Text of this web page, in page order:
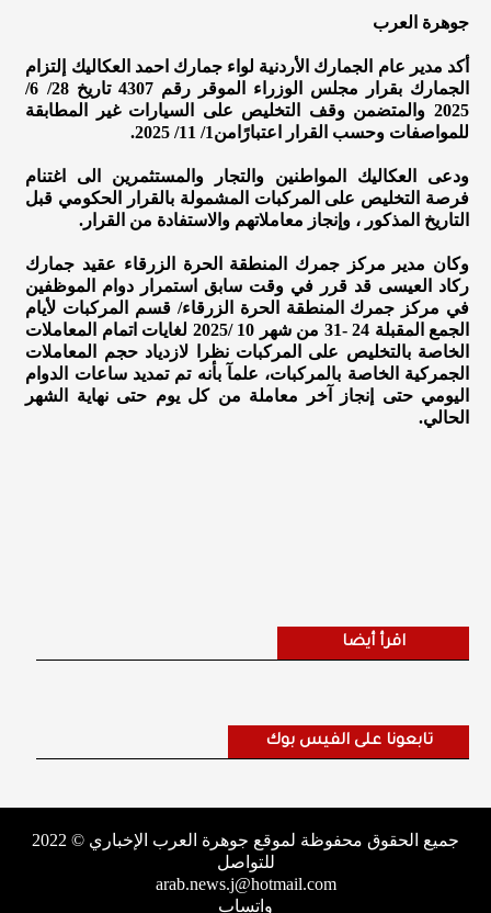
جوهرة العرب
أكد مدير عام الجمارك الأردنية لواء جمارك احمد العكاليك إلتزام
الجمارك بقرار مجلس الوزراء الموقر رقم 4307 تاريخ 28/ 6/
2025 والمتضمن وقف التخليص على السيارات غير المطابقة
للمواصفات وحسب القرار اعتبارًامن1/ 11/ 2025.
ودعى العكاليك المواطنين والتجار والمستثمرين الى اغتنام
فرصة التخليص على المركبات المشمولة بالقرار الحكومي قبل
التاريخ المذكور ، وإنجاز معاملاتهم والاستفادة من القرار.
وكان مدير مركز جمرك المنطقة الحرة الزرقاء عقيد جمارك
ركاد العيسى قد قرر في وقت سابق استمرار دوام الموظفين
في مركز جمرك المنطقة الحرة الزرقاء/ قسم المركبات لأيام
الجمع المقبلة 24 -31 من شهر 10 /2025 لغايات اتمام المعاملات
الخاصة بالتخليص على المركبات نظرا لازدياد حجم المعاملات
الجمركية الخاصة بالمركبات، علمآ بأنه تم تمديد ساعات الدوام
اليومي حتى إنجاز آخر معاملة من كل يوم حتى نهاية الشهر
الحالي.
اقرأ أيضا
تابعونا على الفيس بوك
جميع الحقوق محفوظة لموقع جوهرة العرب الإخباري © 2022
للتواصل
arab.news.j@hotmail.com
واتساب